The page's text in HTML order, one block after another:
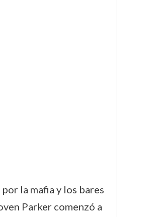
la mafia y los bares
Parker comenzó a